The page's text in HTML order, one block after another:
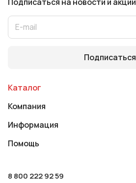
Подписаться
Каталог
Компания
Информация
Помощь
8 800 222 92 59